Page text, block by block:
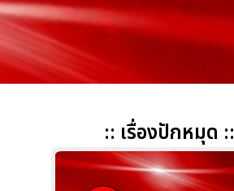
:: เรื่องปักหมุด ::